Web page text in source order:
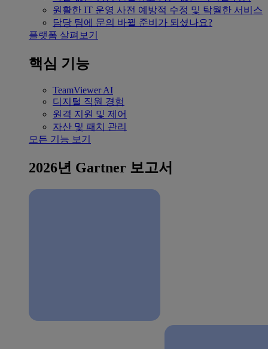
원활한 IT 운영 사전 예방적 수정 및 탁월한 서비스
담당 팀에 문의 바뀔 준비가 되셨나요?
플랫폼 살펴보기
핵심 기능
TeamViewer AI
디지털 직원 경험
원격 지원 및 제어
자산 및 패치 관리
모든 기능 보기
2026년 Gartner 보고서